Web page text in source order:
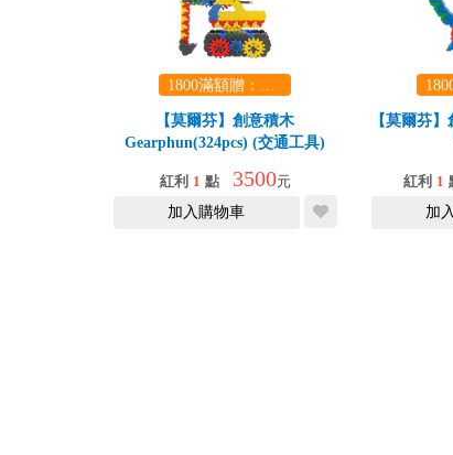
1800滿額贈：口袋玩具一份（隨機出貨） (summer read)
【莫爾芬】創意積木
Gearphun(324pcs) (交通工具)
紅利 1 點 3500元
加入購物車
【莫爾芬
紅利 1
加